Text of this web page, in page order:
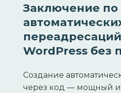
Заключение
WordPress без
Создание
через код — мощный